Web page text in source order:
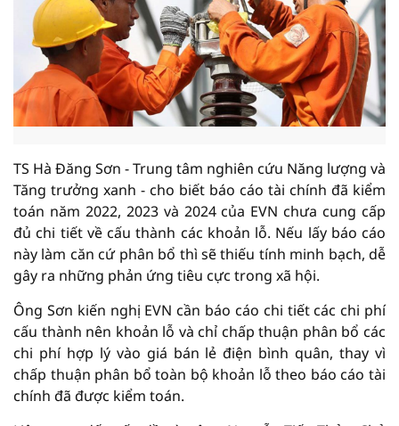
TS Hà Đăng Sơn - Trung tâm nghiên cứu Năng lượng và
Tăng trưởng xanh - cho biết báo cáo tài chính đã kiểm
toán năm 2022, 2023 và 2024 của EVN chưa cung cấp
đủ chi tiết về cấu thành các khoản lỗ. Nếu lấy báo cáo
này làm căn cứ phân bổ thì sẽ thiếu tính minh bạch, dễ
gây ra những phản ứng tiêu cực trong xã hội.
Ông Sơn kiến nghị EVN cần báo cáo chi tiết các chi phí
cấu thành nên khoản lỗ và chỉ chấp thuận phân bổ các
chi phí hợp lý vào giá bán lẻ điện bình quân, thay vì
chấp thuận phân bổ toàn bộ khoản lỗ theo báo cáo tài
chính đã được kiểm toán.